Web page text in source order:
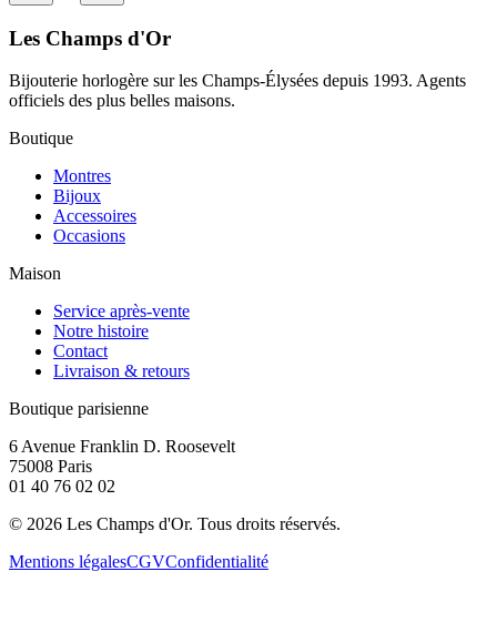
Les Champs d'Or
Bijouterie horlogère sur les Champs-Élysées depuis 1993. Agents
officiels des plus belles maisons.
Boutique
Montres
Bijoux
Accessoires
Occasions
Maison
Service après-vente
Notre histoire
Contact
Livraison & retours
Boutique parisienne
6 Avenue Franklin D. Roosevelt
75008 Paris
01 40 76 02 02
© 2026 Les Champs d'Or. Tous droits réservés.
Mentions légalesCGVConfidentialité